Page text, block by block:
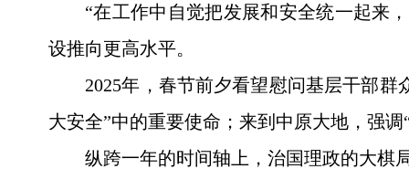
“在工作中自觉把发展和安全统一起来
设推向更高水平。
2025年，春节前夕看望慰问基层干部
大安全”中的重要使命；来到中原大地，强
纵跨一年的时间轴上，治国理政的大棋